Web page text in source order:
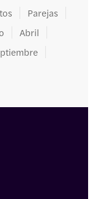
Parejas
Abril